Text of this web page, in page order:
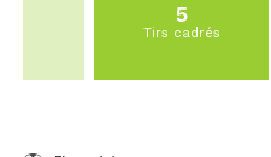
5
Tirs cadrés